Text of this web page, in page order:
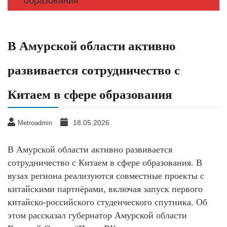
В Амурской области активно
развивается сотрудничество с
Китаем в сфере образования
Metroadmin 18.05.2026
В Амурской области активно развивается
сотрудничество с Китаем в сфере образования. В
вузах региона реализуются совместные проекты с
китайскими партнёрами, включая запуск первого
китайско-российского студенческого спутника. Об
этом рассказал губернатор Амурской области